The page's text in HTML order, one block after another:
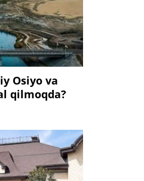
Osiyo va
qilmoqda?